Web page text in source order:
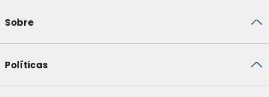
Sobre
Políticas